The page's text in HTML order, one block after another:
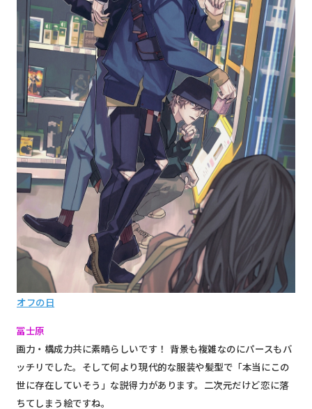
オフの日
冨士原
画力・構成力共に素晴らしいです！ 背景も複雑なのにパースもバ
ッチリでした。そして何より現代的な服装や髪型で「本当にこの
世に存在していそう」な説得力があります。二次元だけど恋に落
ちてしまう絵ですね。